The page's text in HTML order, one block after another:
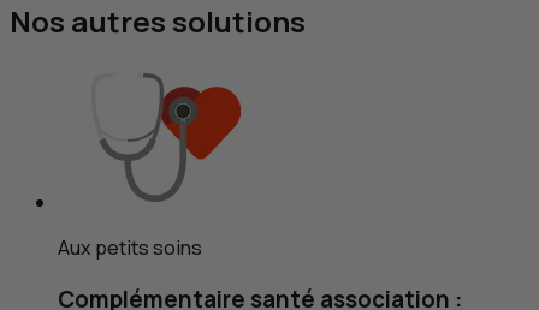
Nos autres solutions
Aux petits soins
Complémentaire santé association :